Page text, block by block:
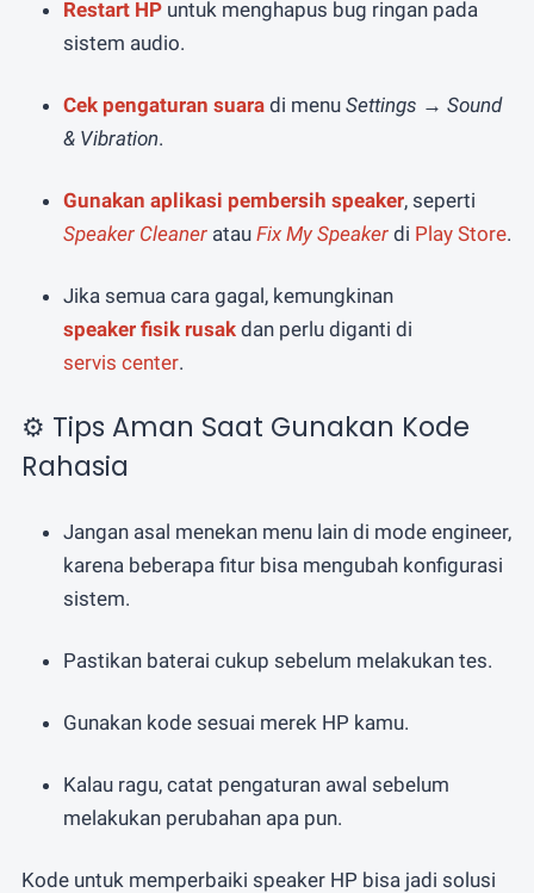
Restart HPuntuk menghapus bug ringan pada
sistem audio.
Cek pengaturan suaradi menu Settings → Sound
& Vibration.
Gunakan aplikasi pembersih speaker, seperti
Speaker Cleaneratau Fix My Speakerdi Play Store.
Jika semua cara gagal, kemungkinan
speaker fisik rusakdan perlu diganti di
servis center.
⚙️ Tips Aman Saat Gunakan Kode
Rahasia
Jangan asal menekan menu lain di mode engineer,
karena beberapa fitur bisa mengubah konfigurasi
sistem.
Pastikan baterai cukup sebelum melakukan tes.
Gunakan kode sesuai merek HP kamu.
Kalau ragu, catat pengaturan awal sebelum
melakukan perubahan apa pun.
Kode untuk memperbaiki speaker HP bisa jadi solusi